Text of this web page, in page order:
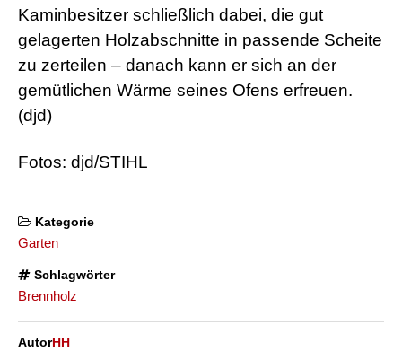
Kaminbesitzer schließlich dabei, die gut
gelagerten Holzabschnitte in passende Scheite
zu zerteilen – danach kann er sich an der
gemütlichen Wärme seines Ofens erfreuen.
(djd)
Fotos: djd/STIHL
Kategorie
Garten
Schlagwörter
Brennholz
AutorHH